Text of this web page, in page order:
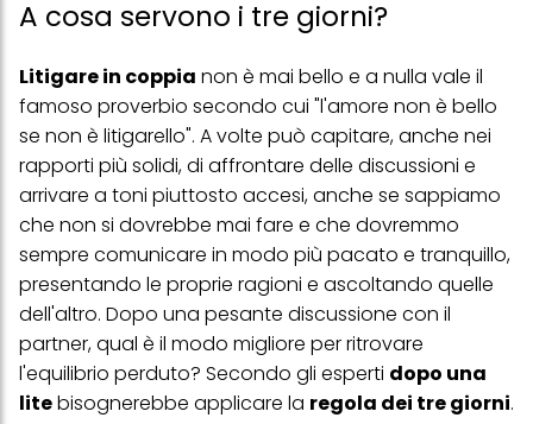
A cosa servono i tre giorni?
Litigare in coppia non è mai bello e a nulla vale il
famoso proverbio secondo cui "l'amore non è bello
se non è litigarello". A volte può capitare, anche nei
rapporti più solidi, di affrontare delle discussioni e
arrivare a toni piuttosto accesi, anche se sappiamo
che non si dovrebbe mai fare e che dovremmo
sempre comunicare in modo più pacato e tranquillo,
presentando le proprie ragioni e ascoltando quelle
dell'altro. Dopo una pesante discussione con il
partner, qual è il modo migliore per ritrovare
l'equilibrio perduto? Secondo gli esperti dopo una
litebisognerebbe applicare la regola dei tre giorni.